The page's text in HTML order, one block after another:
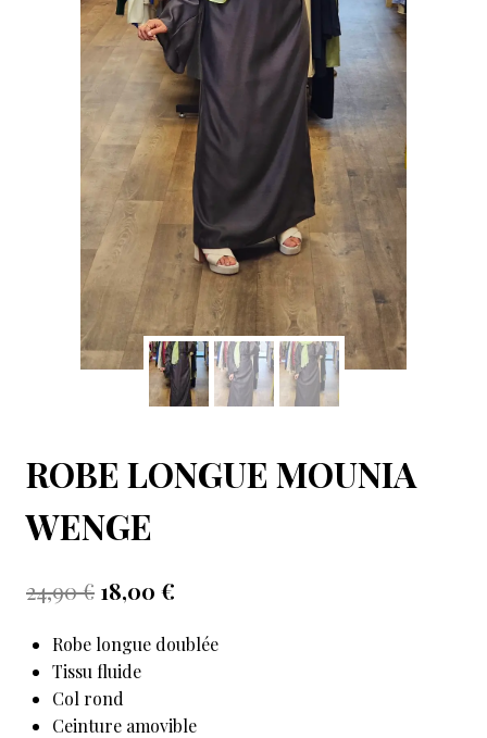
ROBE LONGUE MOUNIA
WENGE
24,90€ 18,00 €
Robe longue doublée
Tissu fluide
Col rond
Ceinture amovible